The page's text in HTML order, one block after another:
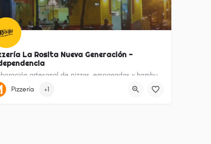
La Rosita Nueva Generación -
Zárate (localidad)
Pizzería +1